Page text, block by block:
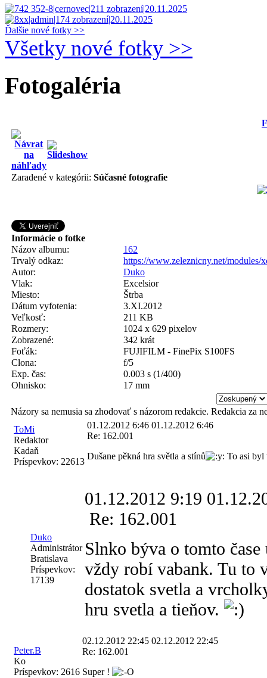
Ďalšie nové fotky >>
Všetky nové fotky >>
Fotogaléria
Zaradené v kategórii: Súčasné fotografie
Informácie o fotke
Názov albumu:
162
Trvalý odkaz:
https://www.zeleznicny.net/modules/
Autor:
Duko
Vlak:
Excelsior
Miesto:
Štrba
Dátum vyfotenia:
3.XI.2012
Veľkosť:
211 KB
Rozmery:
1024 x 629 pixelov
Zobrazené:
342 krát
Foťák:
FUJIFILM - FinePix S100FS
Clona:
f/5
Exp. čas:
0.003 s (1/400)
Ohnisko:
17 mm
Názory sa nemusia sa zhodovať s názorom redakcie. Redakcia za
ToMi
Redaktor
Kadaň
Príspevkov: 22613
01.12.2012 6:46 01.12.2012 6:46
Re: 162.001
Dušane pěkná hra světla a stínů
To asi byl
Duko
Administrátor
Bratislava
Príspevkov:
17139
01.12.2012 9:19
Re: 162.001
Slnko býva o tomto
vždy robí vabank. Tu to
dostatok svetla a
hru svetla a tieňov.
Peter.B
Ko
Príspevkov: 2616
02.12.2012 22:45 02.12.2012 22:45
Re: 162.001
Super !